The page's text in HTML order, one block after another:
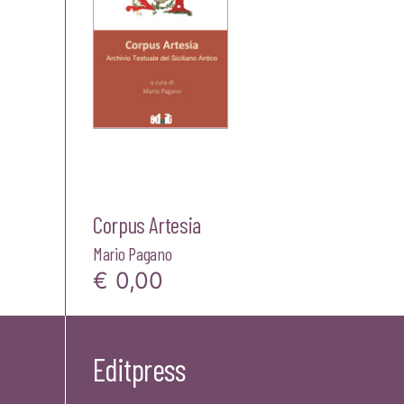
Corpus Artesia
Mario Pagano
€ 0,00
Editpress